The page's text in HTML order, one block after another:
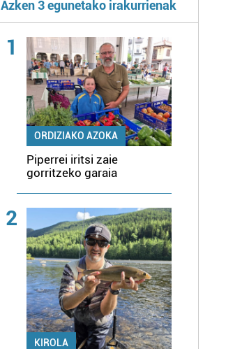
Azken 3 egunetako irakurrienak
1
ORDIZIAKO AZOKA
Piperrei iritsi zaie
gorritzeko garaia
2
KIROLA